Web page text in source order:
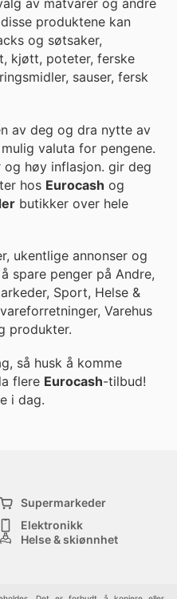
av matvarer og andre
produktene kan
og søtsaker,
kjøtt, poteter, ferske
sauser, fersk
av deg og dra nytte av
valuta for pengene.
inflasjon. gir deg
hos Eurocash og
butikker over hele
ukentlige annonser og
spare penger på Andre,
Sport, Helse &
Varehus
produkter.
så husk å komme
flere Eurocash-tilbud!
i dag.
Supermarkeder
Elektronikk
Helse & skjønnhet